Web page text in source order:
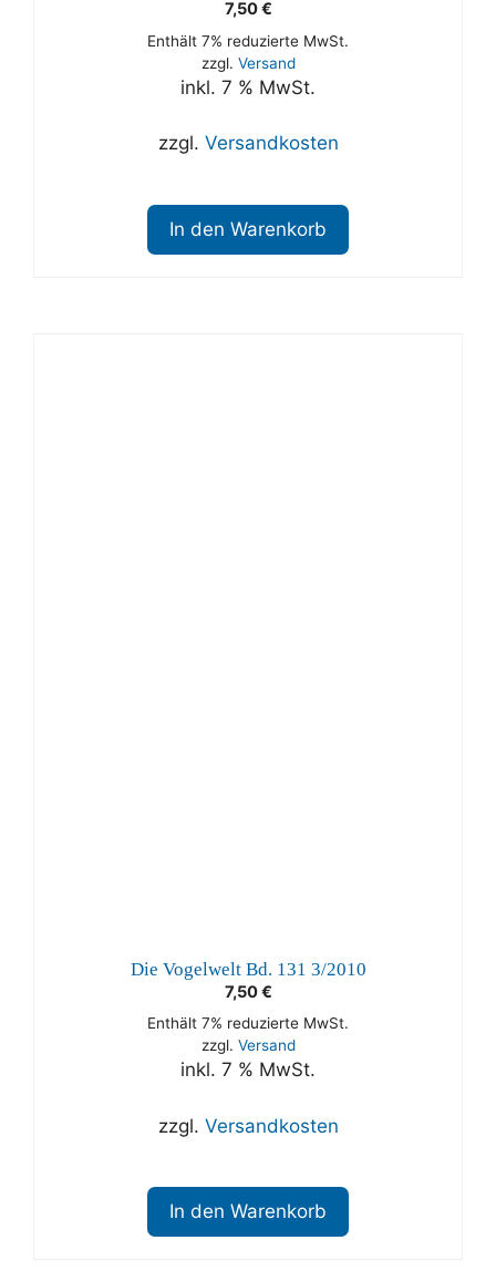
7,50€
Enthält 7% reduzierte MwSt.
zzgl. Versand
inkl. 7 % MwSt.
zzgl. Versandkosten
In den Warenkorb
Die Vogelwelt Bd. 131 3/2010
7,50€
Enthält 7% reduzierte MwSt.
zzgl. Versand
inkl. 7 % MwSt.
zzgl. Versandkosten
In den Warenkorb